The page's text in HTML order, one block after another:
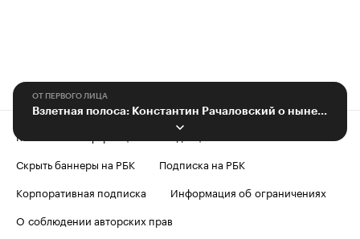
ОТ ПЕРВОГО ЛИЦА
Взлетная полоса: Константин Рачаловский о нынешнем и будущем урожае Дона
Контактная информация
Скрыть баннеры на РБК
Подписка на РБК
Корпоративная подписка
Информация об ограничениях
О соблюдении авторских прав